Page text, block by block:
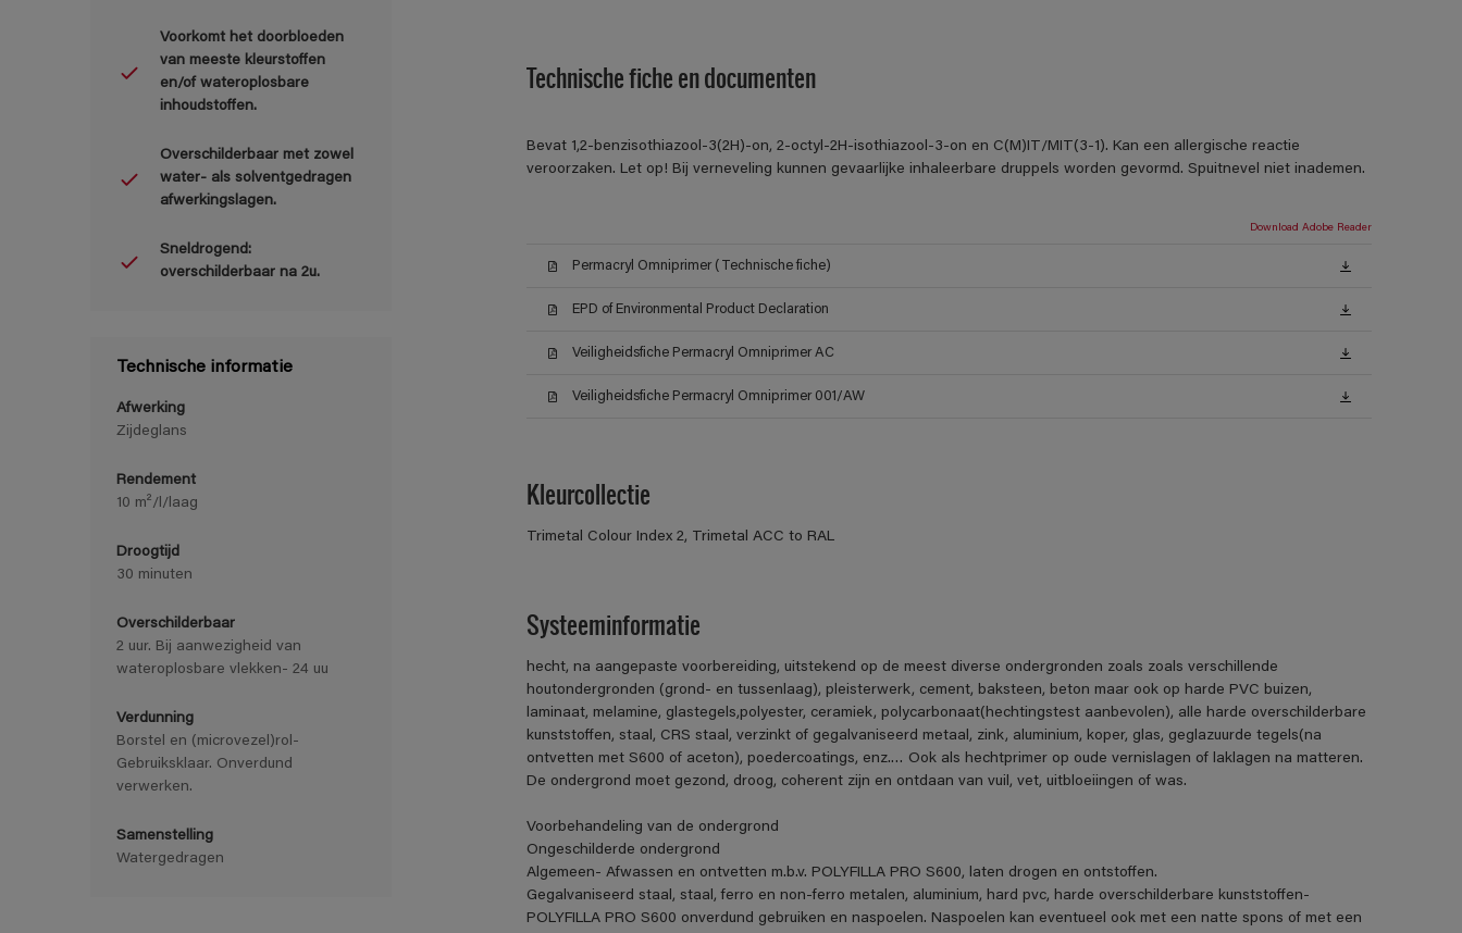
Voorkomt het doorbloeden
van meeste kleurstoffen
en/of wateroplosbare
inhoudstoffen.
Overschilderbaar met zowel
water- als solventgedragen
afwerkingslagen.
Sneldrogend:
overschilderbaar na 2u.
Technische informatie
Afwerking
Zijdeglans
Rendement
10 m²/l/laag
Droogtijd
30 minuten
Overschilderbaar
2 uur. Bij aanwezigheid van
wateroplosbare vlekken- 24 uu
Verdunning
Borstel en (microvezel)rol-
Gebruiksklaar. Onverdund
verwerken.
Samenstelling
Watergedragen
Technische fiche en documenten
Bevat 1,2-benzisothiazool-3(2H)-on, 2-octyl-2H-isothiazool-3-on en C(M)IT/MIT(3-1). Kan een allergische reactie
veroorzaken. Let op! Bij verneveling kunnen gevaarlijke inhaleerbare druppels worden gevormd. Spuitnevel niet inademen.
Download Adobe Reader
Permacryl Omniprimer (Technische fiche)
EPD of Environmental Product Declaration
Veiligheidsfiche Permacryl Omniprimer AC
Veiligheidsfiche Permacryl Omniprimer 001/AW
Kleurcollectie
Trimetal Colour Index 2, Trimetal ACC to RAL
Systeeminformatie
hecht, na aangepaste voorbereiding, uitstekend op de meest diverse ondergronden zoals zoals verschillende
houtondergronden (grond- en tussenlaag), pleisterwerk, cement, baksteen, beton maar ook op harde PVC buizen,
laminaat, melamine, glastegels,polyester, ceramiek, polycarbonaat(hechtingstest aanbevolen), alle harde overschilderbare
kunststoffen, staal, CRS staal, verzinkt of gegalvaniseerd metaal, zink, aluminium, koper, glas, geglazuurde tegels(na
ontvetten met S600 of aceton), poedercoatings, enz.… Ook als hechtprimer op oude vernislagen of laklagen na matteren.
De ondergrond moet gezond, droog, coherent zijn en ontdaan van vuil, vet, uitbloeiingen of was.
Voorbehandeling van de ondergrond
Ongeschilderde ondergrond
Algemeen- Afwassen en ontvetten m.b.v. POLYFILLA PRO S600, laten drogen en ontstoffen.
Gegalvaniseerd staal, staal, ferro en non-ferro metalen, aluminium, hard pvc, harde overschilderbare kunststoffen-
POLYFILLA PRO S600 onverdund gebruiken en naspoelen. Naspoelen kan eventueel ook met een natte spons of met een